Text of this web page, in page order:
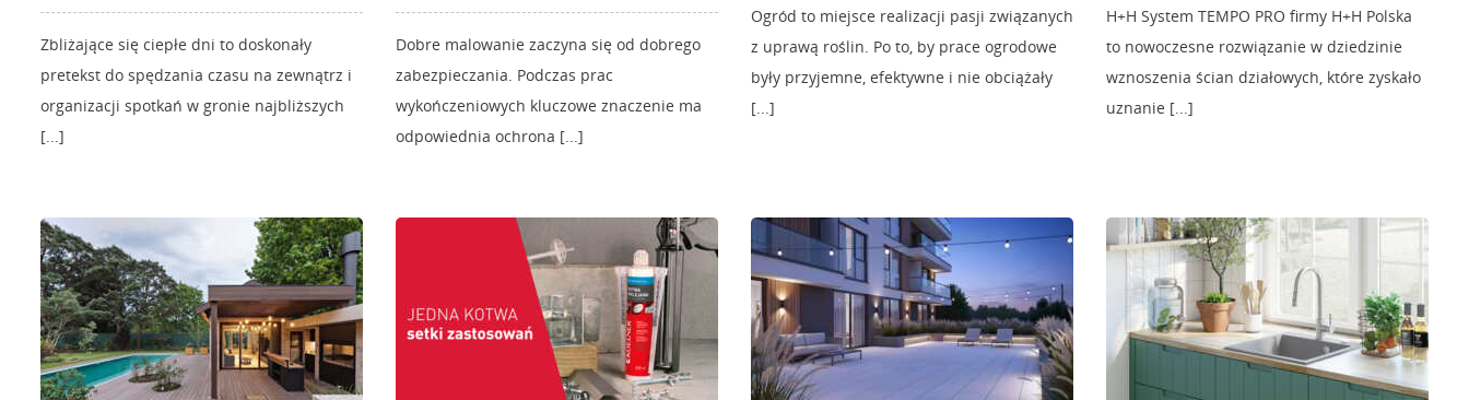
Zbliżające się ciepłe dni to doskonały
pretekst do spędzania czasu na zewnątrz i
organizacji spotkań w gronie najbliższych
[...]
Dobre malowanie zaczyna się od dobrego
zabezpieczania. Podczas prac
wykończeniowych kluczowe znaczenie ma
odpowiednia ochrona [...]
Ogród to miejsce realizacji pasji związanych
z uprawą roślin. Po to, by prace ogrodowe
były przyjemne, efektywne i nie obciążały
[...]
H+H System TEMPO PRO firmy H+H Polska
to nowoczesne rozwiązanie w dziedzinie
wznoszenia ścian działowych, które zyskało
uznanie [...]